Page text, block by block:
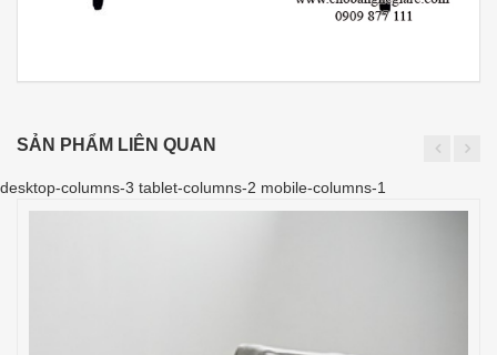
SẢN PHẨM LIÊN QUAN
desktop-columns-3 tablet-columns-2 mobile-columns-1